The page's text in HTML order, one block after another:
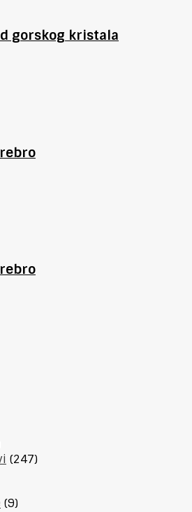
gorskog kristala
(247)
(9)